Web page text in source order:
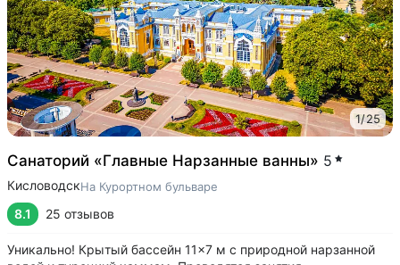
1/25
Санаторий «Главные Нарзанные ванны» 5
КисловодскНа Курортном бульваре
8.1 25 отзывов
Уникально! Крытый бассейн 11×7 м с природной нарзанной